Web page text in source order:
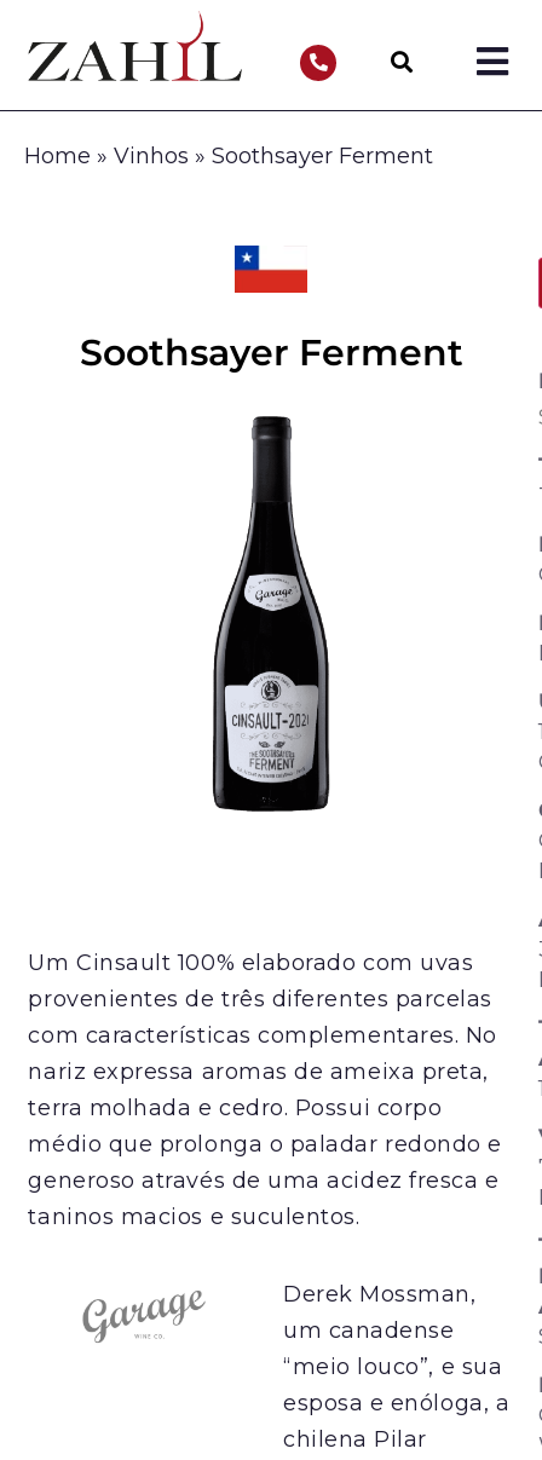
Home » Vinhos » Soothsayer Ferment
Soothsayer Ferment
Um Cinsault 100% elaborado com uvas
provenientes de três diferentes parcelas
com características complementares. No
nariz expressa aromas de ameixa preta,
terra molhada e cedro. Possui corpo
médio que prolonga o paladar redondo e
generoso através de uma acidez fresca e
taninos macios e suculentos.
Derek Mossman,
um canadense
“meio louco”, e sua
esposa e enóloga, a
chilena Pilar